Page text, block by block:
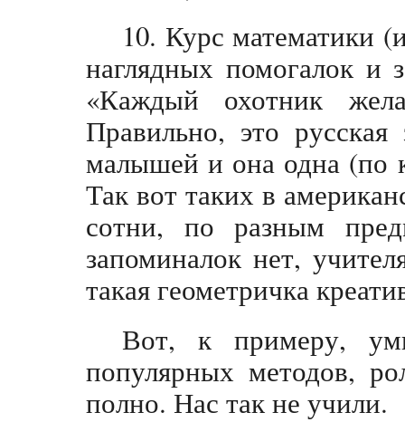
10. Курс математики
наглядных помогалок и
«Каждый охотник
Правильно, это
малышей и она одна (по
Так вот таких в
сотни, по разным
запоминалок нет,
такая геометричка
Вот, к примеру,
популярных методов,
полно. Нас так не учили.